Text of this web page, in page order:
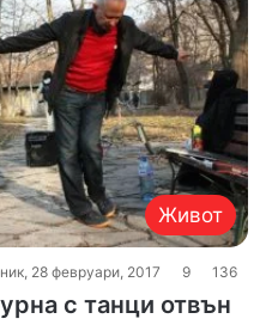
е
н
е
з
а
:
Живот
28 февруари, 2017 9 136
с танци отвън